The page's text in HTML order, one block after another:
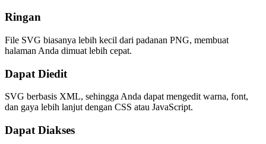
Ringan
File SVG biasanya lebih kecil dari padanan PNG, membuat
halaman Anda dimuat lebih cepat.
Dapat Diedit
SVG berbasis XML, sehingga Anda dapat mengedit warna, font,
dan gaya lebih lanjut dengan CSS atau JavaScript.
Dapat Diakses